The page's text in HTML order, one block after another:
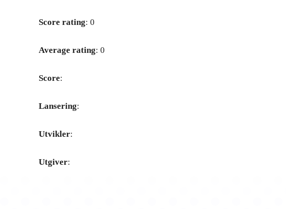
Score rating: 0
Average rating: 0
Score:
Lansering:
Utvikler:
Utgiver: